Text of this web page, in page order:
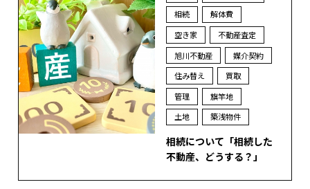
相続
解体費
空き家
不動産査定
旭川不動産
媒介契約
住み替え
買取
管理
旗竿地
土地
築浅物件
相続について「相続した
不動産、どうする？」